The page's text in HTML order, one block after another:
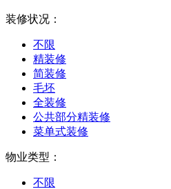
装修状况：
不限
精装修
简装修
毛坯
全装修
公共部分精装修
菜单式装修
物业类型：
不限